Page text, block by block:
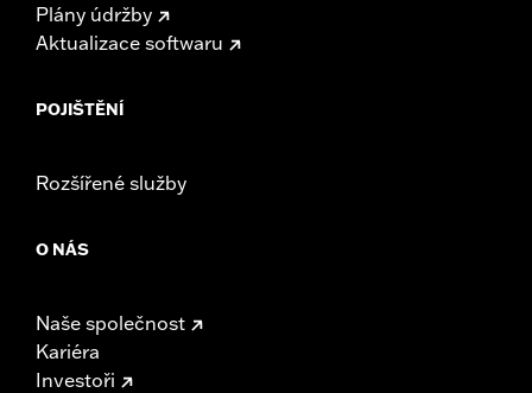
Plány údržby
Aktualizace softwaru
POJIŠTĚNÍ
Rozšířené služby
O NÁS
Naše společnost
Kariéra
Investoři